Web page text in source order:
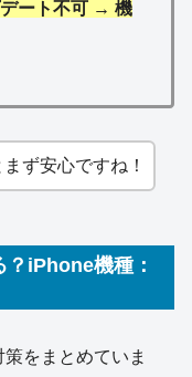
ート不可 → 機
ず安心ですね！
iPhone機種：
をまとめていま